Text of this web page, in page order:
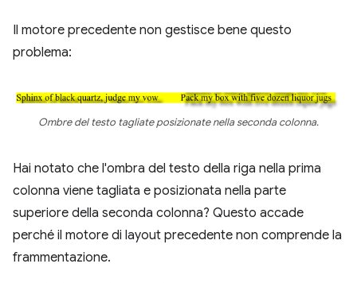
Il motore precedente non gestisce bene questo
problema:
Ombre del testo tagliate posizionate nella seconda colonna.
Hai notato che l'ombra del testo della riga nella prima
colonna viene tagliata e posizionata nella parte
superiore della seconda colonna? Questo accade
perché il motore di layout precedente non comprende la
frammentazione.